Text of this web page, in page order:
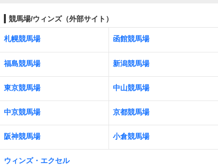
競馬場/ウィンズ（外部サイト）
札幌競馬場 函館競馬場
福島競馬場 新潟競馬場
東京競馬場 中山競馬場
中京競馬場 京都競馬場
阪神競馬場 小倉競馬場
ウィンズ・エクセル